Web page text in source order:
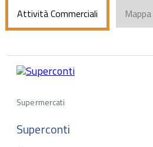
Attività Commerciali Mappa
Supermercati
Superconti